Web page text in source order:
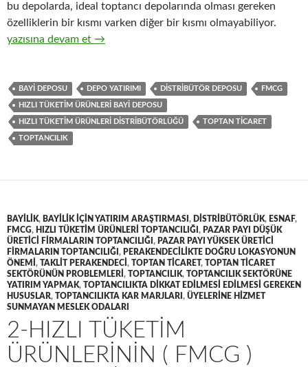
bu depolarda, ideal toptancı depolarında olması gereken
özelliklerin bir kısmı varken diğer bir kısmı olmayabiliyor.
5-Hızlı tüketim ürünleri ( FMCG ) toptancılığı yapılan depoda
yazısına devam et →
BAYI DEPOSU DEPO YATIRIMI DISTRIBÜTÖR DEPOSU FMCG
HIZLI TÜKETIM ÜRÜNLERI BAYI DEPOSU
HIZLI TÜKETIM ÜRÜNLERI DISTRIBÜTÖRLÜĞÜ TOPTAN TICARET
TOPTANCILIK
BAYILIK, BAYILIK IÇIN YATIRIM ARAŞTIRMASI , DISTRIBÜTÖRLÜK, ESNAF,
FMCG, HIZLI TÜKETIM ÜRÜNLERI TOPTANCILIĞI , PAZAR PAYI DÜŞÜK
ÜRETICI FIRMALARIN TOPTANCILIĞI , PAZAR PAYI YÜKSEK ÜRETICI
FIRMALARIN TOPTANCILIĞI , PERAKENDECILIKTE DOĞRU LOKASYONUN
ÖNEMI , TAKLIT PERAKENDECI , TOPTAN TICARET, TOPTAN TICARET
SEKTÖRÜNÜN PROBLEMLERI , TOPTANCILIK, TOPTANCILIK SEKTÖRÜNE
YATIRIM YAPMAK, TOPTANCILIKTA DIKKAT EDILMESI EDILMESI GEREKEN
HUSUSLAR, TOPTANCILIKTA KAR MARJLARI , ÜYELERINE HIZMET
SUNMAYAN MESLEK ODALARI
2-HIZLI TÜKETIM
ÜRÜNLERININ ( FMCG )